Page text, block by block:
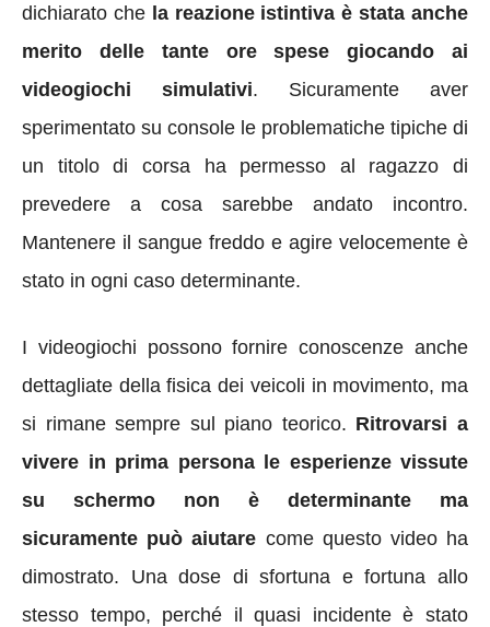
dichiarato che la reazione istintiva è stata anche
merito delle tante ore spese giocando ai
videogiochi simulativi. Sicuramente aver
sperimentato su console le problematiche tipiche di
un titolo di corsa ha permesso al ragazzo di
prevedere a cosa sarebbe andato incontro.
Mantenere il sangue freddo e agire velocemente è
stato in ogni caso determinante.
I videogiochi possono fornire conoscenze anche
dettagliate della fisica dei veicoli in movimento, ma
si rimane sempre sul piano teorico. Ritrovarsi a
vivere in prima persona le esperienze vissute
su schermo non è determinante ma
sicuramente può aiutare come questo video ha
dimostrato. Una dose di sfortuna e fortuna allo
stesso tempo, perché il quasi incidente è stato